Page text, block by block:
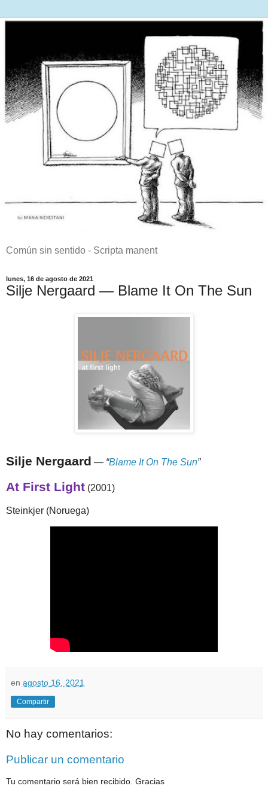
Común sin sentido - Scripta manent
lunes, 16 de agosto de 2021
Silje Nergaard — Blame It On The Sun
Silje Nergaard — “Blame It On The Sun”
At First Light (2001)
Steinkjer (Noruega)
en agosto 16, 2021
Compartir
No hay comentarios:
Publicar un comentario
Tu comentario será bien recibido. Gracias